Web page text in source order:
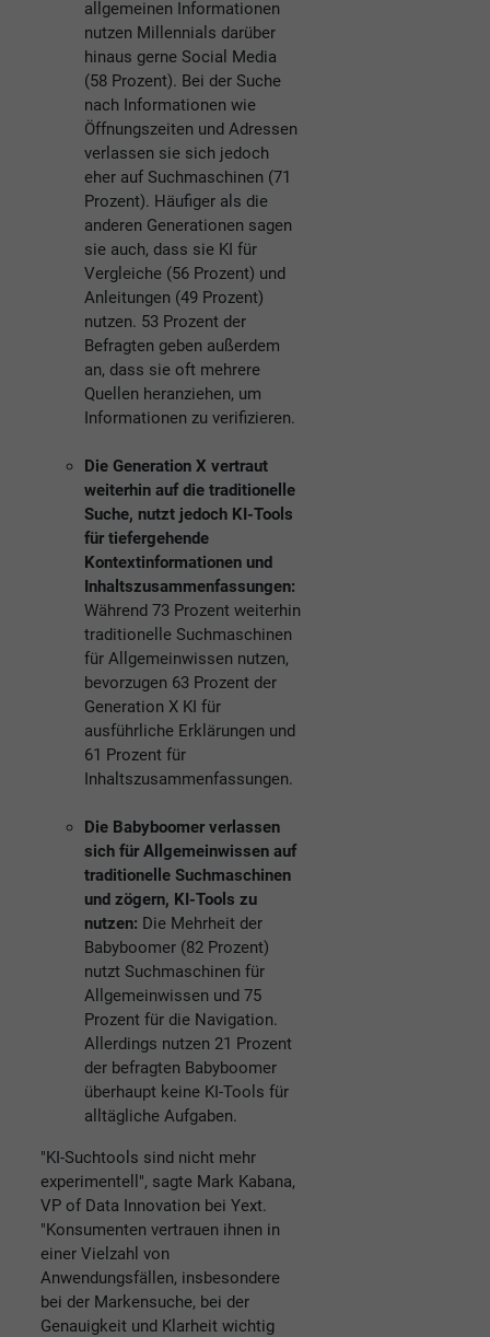
allgemeinen Informationen
nutzen Millennials darüber
hinaus gerne Social Media
(58 Prozent). Bei der Suche
nach Informationen wie
Öffnungszeiten und Adressen
verlassen sie sich jedoch
eher auf Suchmaschinen (71
Prozent). Häufiger als die
anderen Generationen sagen
sie auch, dass sie KI für
Vergleiche (56 Prozent) und
Anleitungen (49 Prozent)
nutzen. 53 Prozent der
Befragten geben außerdem
an, dass sie oft mehrere
Quellen heranziehen, um
Informationen zu verifizieren.
Die Generation X vertraut
weiterhin auf die traditionelle
Suche, nutzt jedoch KI-Tools
für tiefergehende
Kontextinformationen und
Inhaltszusammenfassungen:
Während 73 Prozent weiterhin
traditionelle Suchmaschinen
für Allgemeinwissen nutzen,
bevorzugen 63 Prozent der
Generation X KI für
ausführliche Erklärungen und
61 Prozent für
Inhaltszusammenfassungen.
Die Babyboomer verlassen
sich für Allgemeinwissen auf
traditionelle Suchmaschinen
und zögern, KI-Tools zu
nutzen: Die Mehrheit der
Babyboomer (82 Prozent)
nutzt Suchmaschinen für
Allgemeinwissen und 75
Prozent für die Navigation.
Allerdings nutzen 21 Prozent
der befragten Babyboomer
überhaupt keine KI-Tools für
alltägliche Aufgaben.
"KI-Suchtools sind nicht mehr
experimentell", sagte Mark Kabana,
VP of Data Innovation bei Yext.
"Konsumenten vertrauen ihnen in
einer Vielzahl von
Anwendungsfällen, insbesondere
bei der Markensuche, bei der
Genauigkeit und Klarheit wichtig